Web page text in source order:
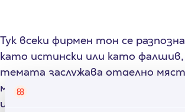
Тук всеки фирмен тон се
като истински или като
темата заслужава отделно
моделът е последователен: част
изплатен кредит се насочва към